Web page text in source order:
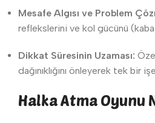
Mesafe Algısı ve Problem
reflekslerini ve kol gücünü
Dikkat Süresinin Uzaması:
dağınıklığını önleyerek tek bir
Halka Atma Oyunu